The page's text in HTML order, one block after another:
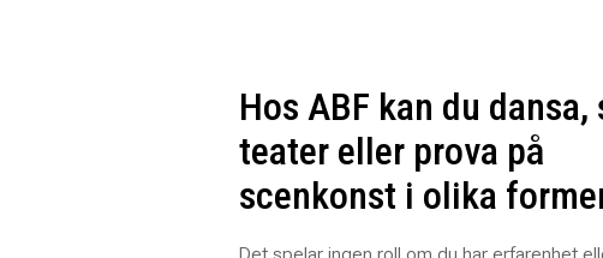
Hos ABF kan du dansa,
teater eller prova på
scenkonst i olika